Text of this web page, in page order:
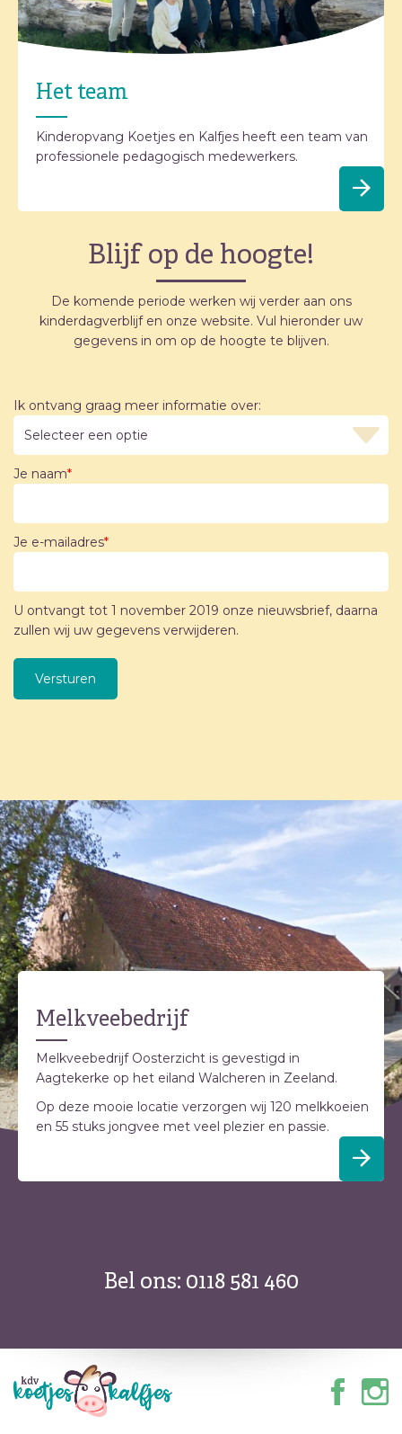
Het team
Kinderopvang Koetjes en Kalfjes heeft een team van
professionele pedagogisch medewerkers.
Blijf op de hoogte!
De komende periode werken wij verder aan ons
kinderdagverblijf en onze website. Vul hieronder uw
gegevens in om op de hoogte te blijven.
Ik ontvang graag meer informatie over:
Je naam*
Je e-mailadres*
U ontvangt tot 1 november 2019 onze nieuwsbrief, daarna
zullen wij uw gegevens verwijderen.
Melkveebedrijf
Melkveebedrijf Oosterzicht is gevestigd in
Aagtekerke op het eiland Walcheren in Zeeland.
Op deze mooie locatie verzorgen wij 120 melkkoeien
en 55 stuks jongvee met veel plezier en passie.
Bel ons: 0118 581 460